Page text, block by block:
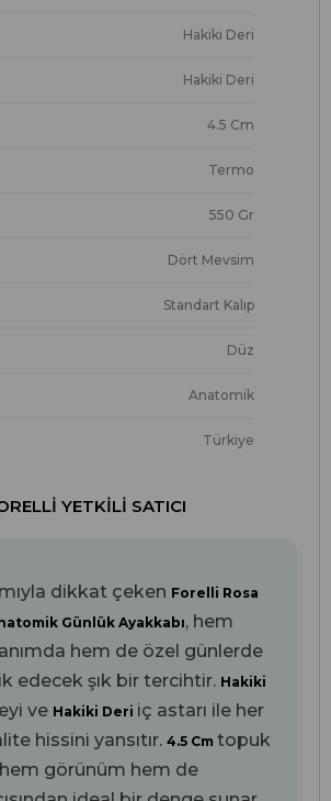
Hakiki Deri
Hakiki Deri
4.5 Cm
Termo
550 Gr
Dört Mevsim
Standart Kalıp
Düz
Anatomik
Türkiye
YETKILI SATICI
dikkat çeken Forelli Rosa
Günlük Ayakkabı, hem
hem de özel günlerde
edecek şık bir tercihtir. Hakiki
ve Hakiki Deri iç astarı ile her
hissini yansıtır. 4.5 Cm topuk
görünüm hem de